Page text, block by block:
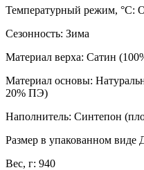
Температурный режим, °С:
Сезонность: Зима
Материал верха: Сатин
Материал основы:
20% ПЭ)
Наполнитель: Синтепон
Размер в упакованном виде
Вес, г: 940